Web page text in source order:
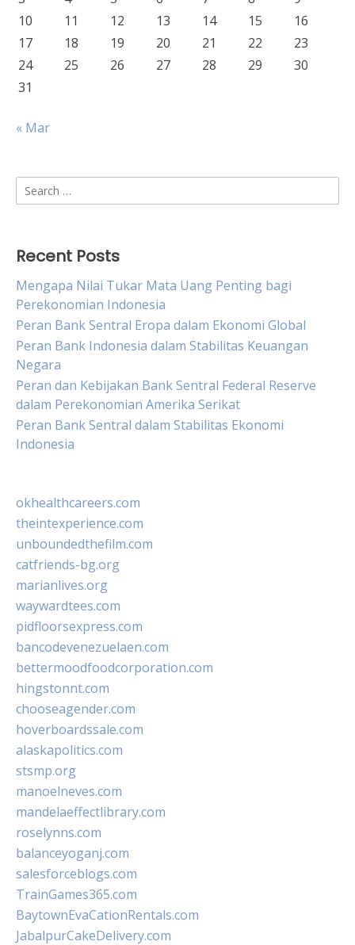
10
11 12 13 14 15
16
17
18 19 20 21 22
23
24
25 26 27 28 29
30
31
« Mar
Search
for:
Recent Posts
Mengapa Nilai Tukar Mata Uang Penting bagi
Perekonomian Indonesia
Peran Bank Sentral Eropa dalam Ekonomi Global
Peran Bank Indonesia dalam Stabilitas Keuangan
Negara
Peran dan Kebijakan Bank Sentral Federal Reserve
dalam Perekonomian Amerika Serikat
Peran Bank Sentral dalam Stabilitas Ekonomi
Indonesia
okhealthcareers.com
theintexperience.com
unboundedthefilm.com
catfriends-bg.org
marianlives.org
waywardtees.com
pidfloorsexpress.com
bancodevenezuelaen.com
bettermoodfoodcorporation.com
hingstonnt.com
chooseagender.com
hoverboardssale.com
alaskapolitics.com
stsmp.org
manoelneves.com
mandelaeffectlibrary.com
roselynns.com
balanceyoganj.com
salesforceblogs.com
TrainGames365.com
BaytownEvaCationRentals.com
JabalpurCakeDelivery.com